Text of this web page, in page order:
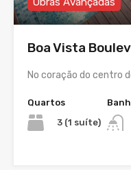
Boa Vista
No coração do centro
Quartos
3 (1 suíte)